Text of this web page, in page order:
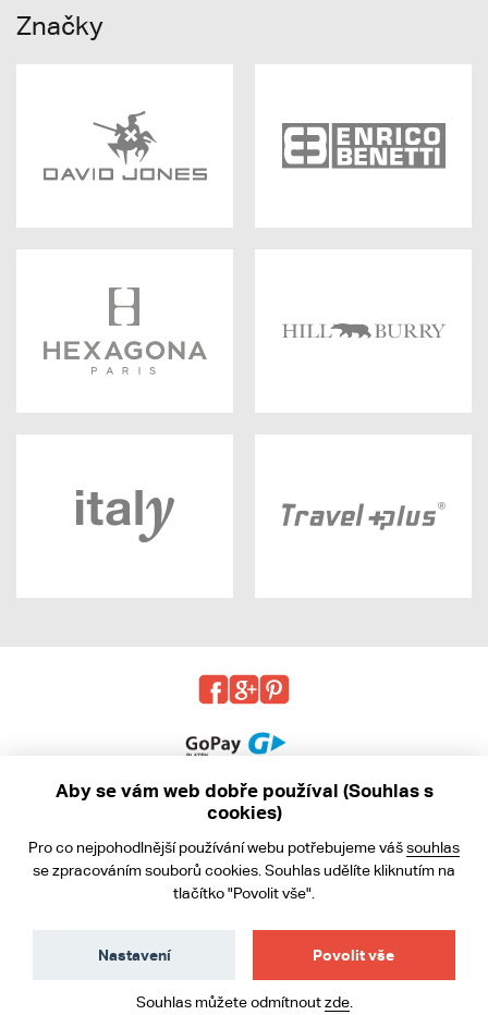
Značky
Obchodní podmínky
Ochrana osobních údajů
Aby se vám web dobře používal (Souhlas s
cookies)
Pro co nejpohodlnější používání webu potřebujeme vášsouhlas
se zpracováním souborů cookies. Souhlas udělíte kliknutím na
tlačítko "Povolit vše".
Povolit vše
Nastavení
Souhlas můžete odmítnoutzde.